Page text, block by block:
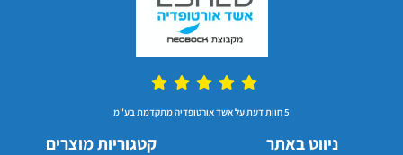
5 חוות דעת על אשד אורטופדיה מתקדמת בע"מ
ניווט באתר קטגוריות מוצרים